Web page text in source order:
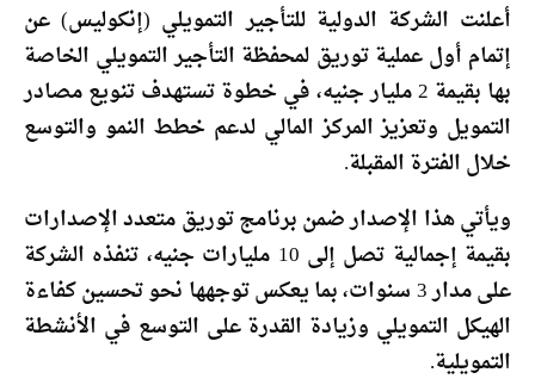
أعلنت الشركة الدولية للتأجير التمويلي (إنكوليس) عن
إتمام أول عملية توريق لمحفظة التأجير التمويلي الخاصة
بها بقيمة 2 مليار جنيه، في خطوة تستهدف تنويع مصادر
التمويل وتعزيز المركز المالي لدعم خطط النمو والتوسع
خلال الفترة المقبلة.
ويأتي هذا الإصدار ضمن برنامج توريق متعدد الإصدارات
بقيمة إجمالية تصل إلى 10 مليارات جنيه، تنفذه الشركة
على مدار 3 سنوات، بما يعكس توجهها نحو تحسين كفاءة
الهيكل التمويلي وزيادة القدرة على التوسع في الأنشطة
التمويلية.